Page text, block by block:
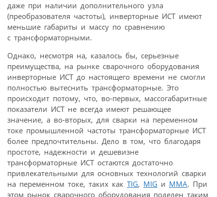
даже при наличии дополнительного узла
(преобразователя частоты), инверторные ИСТ имеют
меньшие габариты и массу по сравнению
с трансформаторными.
Однако, несмотря на, казалось бы, серьезные
преимущества, на рынке сварочного оборудования
инверторные ИСТ до настоящего времени не смогли
полностью вытеснить трансформаторные. Это
происходит потому, что, во-первых, массогабаритные
показатели ИСТ не всегда имеют решающее
значение, а во-вторых, для сварки на переменном
токе промышленной частоты трансформаторные ИСТ
более предпочтительны. Дело в том, что благодаря
простоте, надежности и дешевизне
трансформаторные ИСТ остаются достаточно
привлекательными для основных технологий сварки
на переменном токе, таких как TIG, MIG и MMA. При
этом рынок сварочного оборудования поделен таким